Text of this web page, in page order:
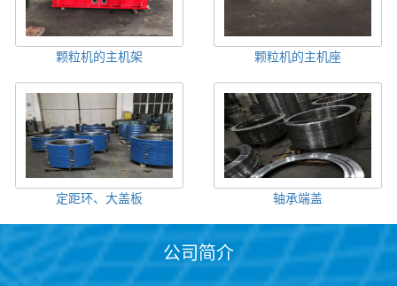
颗粒机的主机架 颗粒机的主机座
定距环、大盖板 轴承端盖
公司简介